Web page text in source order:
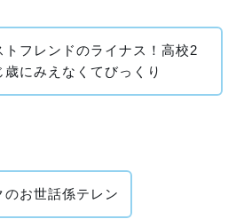
トフレンドのライナス！高校2
歳にみえなくてびっくり
のお世話係テレン